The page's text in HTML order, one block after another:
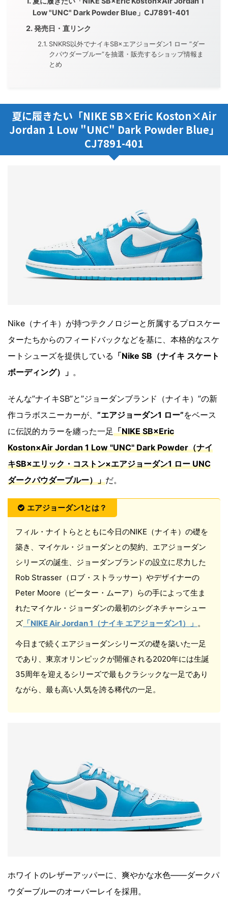
Low "UNC" Dark Powder Blue」CJ7891-401
発売日・直リンク
SNKRS以外でナイキSB×エアジョーダン1 ロー ”ダー
クパウダーブルー”を抽選・販売するショップ情報ま
とめ
夏に履きたい「NIKE SB×Eric Koston×Air
Jordan 1 Low "UNC" Dark Powder Blue」
CJ7891-401
Nike（ナイキ）が持つテクノロジーと所属するプロスケー
ターたちからのフィードバックなどを基に、本格的なスケ
ートシューズを提供している 「Nike SB（ナイキ スケート
ボーディング）」 。
そんな”ナイキSB”と”ジョーダンブランド（ナイキ）”の新
作コラボスニーカーが、 ”エアジョーダン1 ロー”をベース
に伝説的カラーを纏った一足「NIKE SB×Eric
Koston×Air Jordan 1 Low "UNC" Dark Powder（ナイ
キSB×エリック・コストン×エアジョーダン1 ロー UNC
ダークパウダーブルー）」だ。
エアジョーダン1とは？
フィル・ナイトらとともに今日のNIKE（ナイキ）の礎を
築き、マイケル・ジョーダンとの契約、エアジョーダン
シリーズの誕生、ジョーダンブランドの設立に尽力した
Rob Strasser（ロブ・ストラッサー）やデザイナーの
Peter Moore（ピーター・ムーア）らの手によって生ま
れたマイケル・ジョーダンの最初のシグネチャーシュー
ズ 「NIKE Air Jordan 1（ナイキ エアジョーダン1）」 。
今日まで続くエアジョーダンシリーズの礎を築いた一足
であり、東京オリンピックが開催される2020年には生誕
35周年を迎えるシリーズで最もクラシックな一足であり
ながら、最も高い人気を誇る稀代の一足。
ホワイトのレザーアッパーに、爽やかな水色――ダークパ
ウダーブルーのオーバーレイを採用。